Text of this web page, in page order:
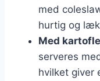
med
hurtig og
Med
serveres
hvilket giver